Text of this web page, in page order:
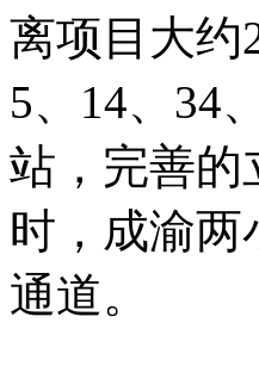
离项目大约
5、14、34
站，完善的
时，成渝
通道。